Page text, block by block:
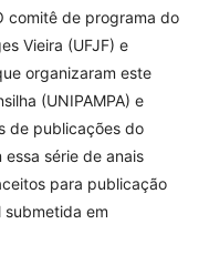
comitê de programa do
Vieira (UFJF) e
organizaram este
(UNIPAMPA) e
de publicações do
série de anais
para publicação
em